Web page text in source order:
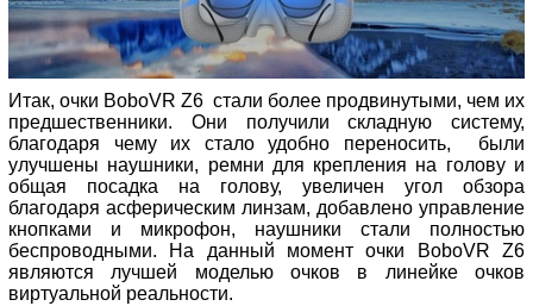
Итак, очки BoboVR Z6 стали более продвинутыми, чем их
предшественники. Они получили складную систему,
благодаря чему их стало удобно переносить, были
улучшены наушники, ремни для крепления на голову и
общая посадка на голову, увеличен угол обзора
благодаря асферическим линзам, добавлено управление
кнопками и микрофон, наушники стали полностью
беспроводными. На данный момент очки BoboVR Z6
являются лучшей моделью очков в линейке очков
виртуальной реальности.